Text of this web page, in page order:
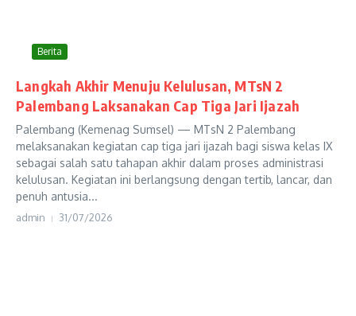
Berita
Langkah Akhir Menuju Kelulusan, MTsN 2
Palembang Laksanakan Cap Tiga Jari Ijazah
Palembang (Kemenag Sumsel) — MTsN 2 Palembang
melaksanakan kegiatan cap tiga jari ijazah bagi siswa kelas IX
sebagai salah satu tahapan akhir dalam proses administrasi
kelulusan. Kegiatan ini berlangsung dengan tertib, lancar, dan
penuh antusia...
admin 31/07/2026